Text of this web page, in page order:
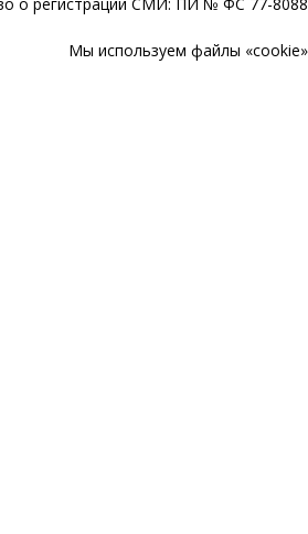
Мы используем файлы «cookie»